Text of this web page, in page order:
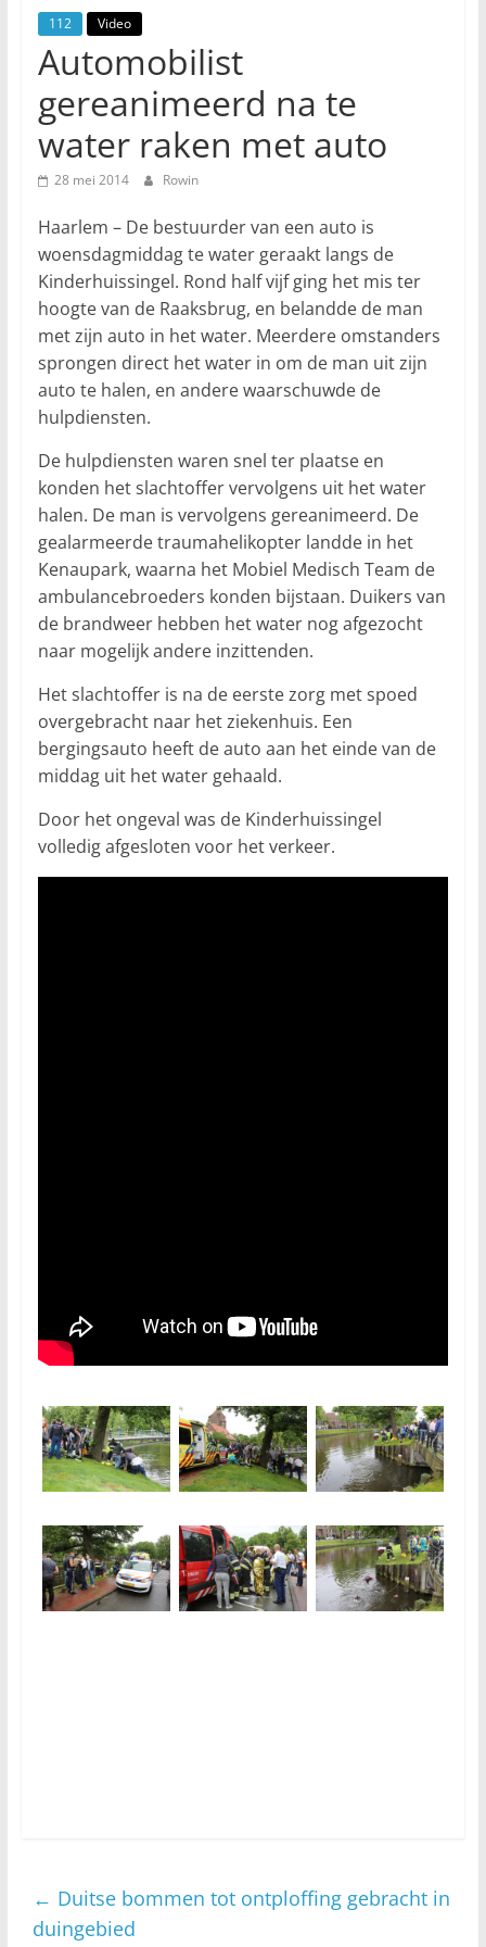
112 Video
Automobilist
gereanimeerd na te
water raken met auto
28 mei 2014 Rowin
Haarlem – De bestuurder van een auto is
woensdagmiddag te water geraakt langs de
Kinderhuissingel. Rond half vijf ging het mis ter
hoogte van de Raaksbrug, en belandde de man
met zijn auto in het water. Meerdere omstanders
sprongen direct het water in om de man uit zijn
auto te halen, en andere waarschuwde de
hulpdiensten.
De hulpdiensten waren snel ter plaatse en
konden het slachtoffer vervolgens uit het water
halen. De man is vervolgens gereanimeerd. De
gealarmeerde traumahelikopter landde in het
Kenaupark, waarna het Mobiel Medisch Team de
ambulancebroeders konden bijstaan. Duikers van
de brandweer hebben het water nog afgezocht
naar mogelijk andere inzittenden.
Het slachtoffer is na de eerste zorg met spoed
overgebracht naar het ziekenhuis. Een
bergingsauto heeft de auto aan het einde van de
middag uit het water gehaald.
Door het ongeval was de Kinderhuissingel
volledig afgesloten voor het verkeer.
← Duitse bommen tot ontploffing gebracht in
duingebied